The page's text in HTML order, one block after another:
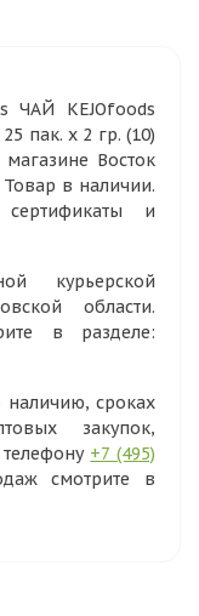
ЧАЙ KEJOfoods
пак. х 2 гр. (10)
Восток
в наличии.
и
курьерской
области.
в разделе:
сроках
закупок,
+7 (495)
смотрите в